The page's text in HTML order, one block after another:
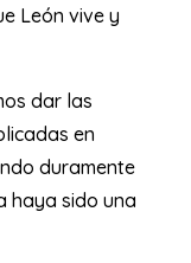
León vive y
dar las
en
duramente
haya sido una